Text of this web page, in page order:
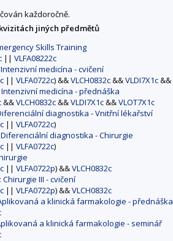
každoročně.
jiných předmětů
Skills Training
|| VLFA08222c
Intenzivní medicína - cvičení
|| VLFA0722c) &&VLCH0832c&&VLDI7X1c&&
Intenzivní medicína - přednáška
&&VLCH0832c&&VLDI7X1c&&VLOT7X1c
diagnostika - Vnitřní lékařství
|| VLFA0722c)
Diferenciální diagnostika - Chirurgie
|| VLFA0722c)
|| VLFA0722p) &&VLCH0832c
Chirurgie III - cvičení
|| VLFA0722p) &&VLCH0832c
a klinická farmakologie - přednáška
a klinická farmakologie - seminář